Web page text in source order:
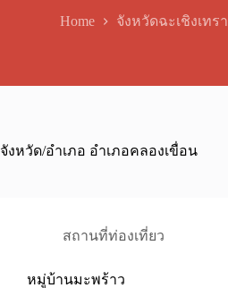
Home จังหวัดฉะเชิงเทรา
จังหวัด/อำเภอ อำเภอคลองเขื่อน
สถานที่ท่องเที่ยว
หมู่บ้านมะพร้าว